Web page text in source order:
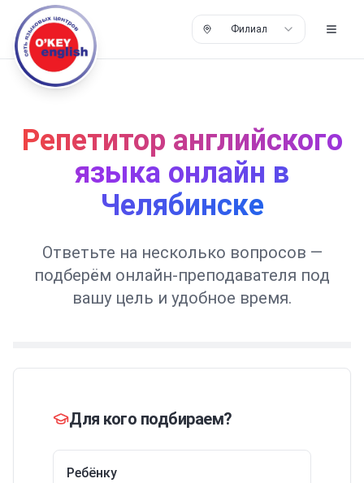
Филиал
Репетитор английского
языка онлайн в
Челябинске
Ответьте на несколько вопросов —
подберём онлайн-преподавателя под
вашу цель и удобное время.
Для кого подбираем?
Ребёнку